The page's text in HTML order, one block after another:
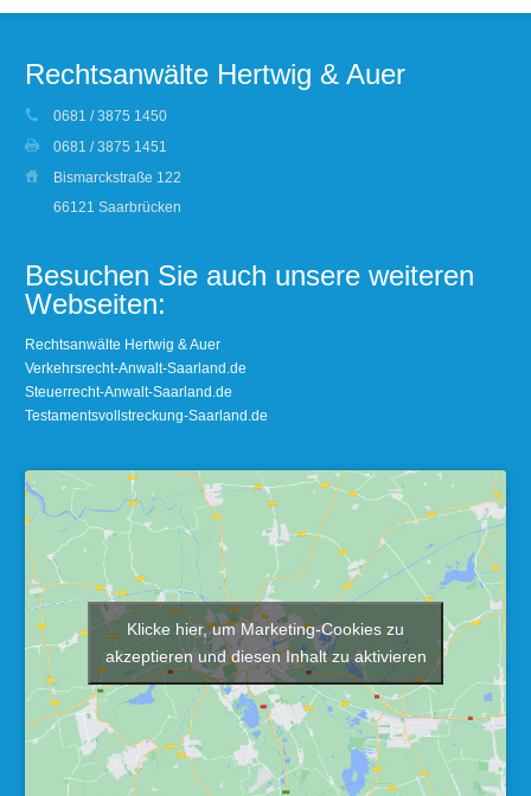
Rechtsanwälte Hertwig & Auer
0681 / 3875 1450
0681 / 3875 1451
Bismarckstraße 122
66121 Saarbrücken
Besuchen Sie auch unsere weiteren
Webseiten:
Rechtsanwälte Hertwig & Auer
Verkehrsrecht-Anwalt-Saarland.de
Steuerrecht-Anwalt-Saarland.de
Testamentsvollstreckung-Saarland.de
Klicke hier, um Marketing-Cookies zu
akzeptieren und diesen Inhalt zu aktivieren